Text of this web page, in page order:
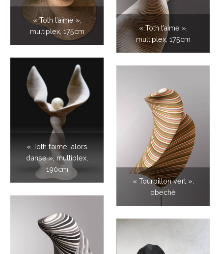
« Toth t’aime »,
multiplex, 175cm
« Toth t’aime »,
multiplex, 175cm
« Toth t’aime, alors
danse », multiplex,
190cm
« Tourbillon vert »,
obéché